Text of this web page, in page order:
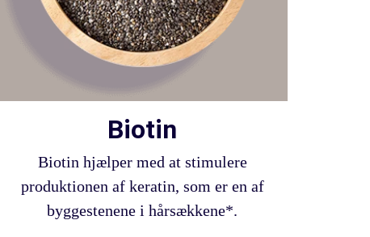
Biotin
Biotin hjælper med at stimulere
produktionen af keratin, som er en af
byggestenene i hårsækkene*.